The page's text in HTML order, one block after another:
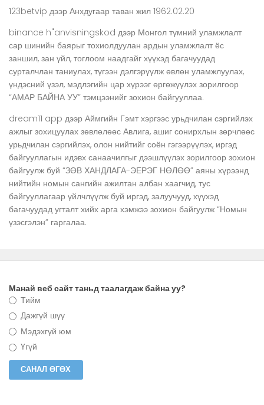
123betvip дээр Анхдугаар таван жил 1962.02.20
binance h"anvisningskod дээр Монгол түмний уламжлалт
сар шинийн баярыг тохиолдуулан ардын уламжлалт ёс
заншил, зан үйл, тоглоом наадгайг хүүхэд багачуудад
сурталчлан таниулах, түгээн дэлгэрүүлж өвлөн уламжлуулах,
үндэсний үзэл, мэдлэгийн цар хүрээг өргөжүүлэх зорилгоор
“АМАР БАЙНА УУ” тэмцээнийг зохион байгууллаа.
dream11 app дээр Аймгийн Гэмт хэргээс урьдчилан сэргийлэх
ажлыг зохицуулах зөвлөлөөс Авлига, ашиг сонирхлын зөрчлөөс
урьдчилан сэргийлэх, олон нийтийг соён гэгээрүүлэх, иргэд
байгууллагын идэвх санаачилгыг дээшлүүлэх зорилгоор зохион
байгуулж буй “ЗӨВ ХАНДЛАГА-ЭЕРЭГ НӨЛӨӨ” аяны хүрээнд
нийтийн номын сангийн ажилтан албан хаагчид, тус
байгууллагаар үйлчлүүлж буй иргэд, залуучууд, хүүхэд
багачуудад угталт хийх арга хэмжээ зохион байгуулж “Номын
үзэсгэлэн” гаргалаа.
Манай веб сайт таньд таалагдаж байна уу?
Тийм
Дажгүй шүү
Мэдэхгүй юм
Үгүй